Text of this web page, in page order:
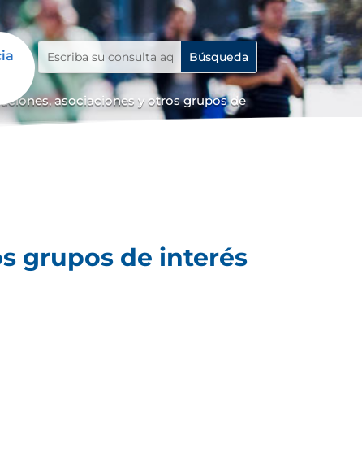
asociaciones y otros grupos de
grupos de interés